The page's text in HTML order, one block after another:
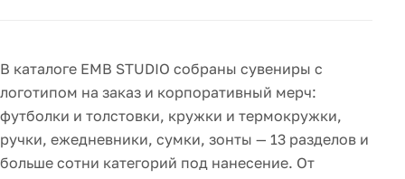
В каталоге EMB STUDIO собраны сувениры с
логотипом на заказ и корпоративный мерч:
футболки и толстовки, кружки и термокружки,
ручки, ежедневники, сумки, зонты — 13 разделов и
больше сотни категорий под нанесение. От